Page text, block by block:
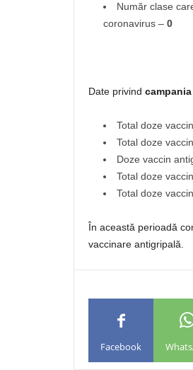
Număr clase
coronavirus – 0
Date privind
Total doze
Total doze
Doze vaccin
Total doze
Total doze
În această perioadă
vaccinare antigripală.
Facebook